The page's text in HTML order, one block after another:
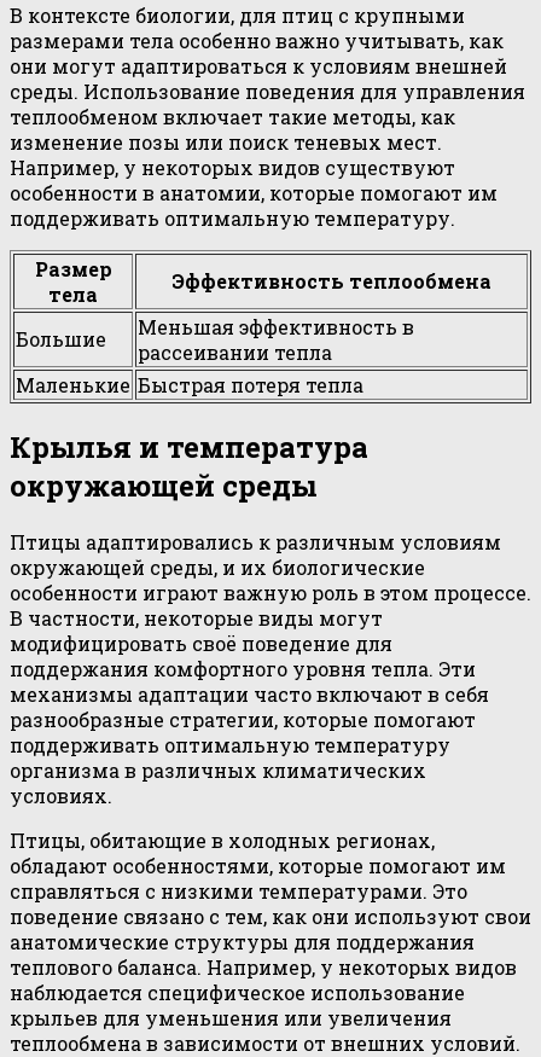
В контексте биологии, для птиц с крупными
размерами тела особенно важно учитывать, как
они могут адаптироваться к условиям внешней
среды. Использование поведения для управления
теплообменом включает такие методы, как
изменение позы или поиск теневых мест.
Например, у некоторых видов существуют
особенности в анатомии, которые помогают им
поддерживать оптимальную температуру.
Размер
тела
Эффективность теплообмена
Большие
Меньшая эффективность в
рассеивании тепла
Маленькие Быстрая потеря тепла
Крылья и температура
окружающей среды
Птицы адаптировались к различным условиям
окружающей среды, и их биологические
особенности играют важную роль в этом процессе.
В частности, некоторые виды могут
модифицировать своё поведение для
поддержания комфортного уровня тепла. Эти
механизмы адаптации часто включают в себя
разнообразные стратегии, которые помогают
поддерживать оптимальную температуру
организма в различных климатических
условиях.
Птицы, обитающие в холодных регионах,
обладают особенностями, которые помогают им
справляться с низкими температурами. Это
поведение связано с тем, как они используют свои
анатомические структуры для поддержания
теплового баланса. Например, у некоторых видов
наблюдается специфическое использование
крыльев для уменьшения или увеличения
теплообмена в зависимости от внешних условий.